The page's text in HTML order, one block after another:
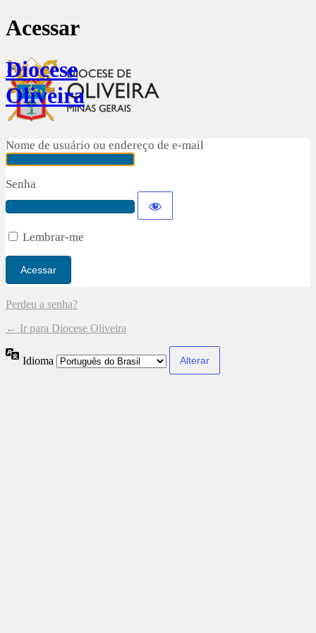
Acessar
Diocese
Oliveira
Nome de usuário ou endereço de e-mail
Senha
Lembrar-me
Perdeu a senha?
← Ir para Diocese Oliveira
Idioma